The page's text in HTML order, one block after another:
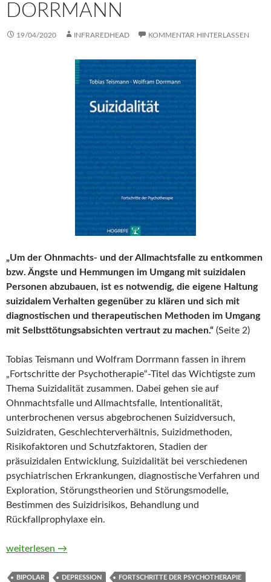
DORRMANN
19/04/2020 INFRAREDHEAD KOMMENTAR HINTERLASSEN
„Um der Ohnmachts- und der Allmachtsfalle zu entkommen
bzw. Ängste und Hemmungen im Umgang mit suizidalen
Personen abzubauen, ist es notwendig, die eigene Haltung
suizidalem Verhalten gegenüber zu klären und sich mit
diagnostischen und therapeutischen Methoden im Umgang
mit Selbsttötungsabsichten vertraut zu machen.“ (Seite 2)
Tobias Teismann und Wolfram Dorrmann fassen in ihrem
„Fortschritte der Psychotherapie“-Titel das Wichtigste zum
Thema Suizidalität zusammen. Dabei gehen sie auf
Ohnmachtsfalle und Allmachtsfalle, Intentionalität,
unterbrochenen versus abgebrochenen Suizidversuch,
Suizidraten, Geschlechterverhältnis, Suizidmethoden,
Risikofaktoren und Schutzfaktoren, Stadien der
präsuizidalen Entwicklung, Suizidalität bei verschiedenen
psychiatrischen Erkrankungen, diagnostische Verfahren und
Exploration, Störungstheorien und Störungsmodelle,
Bestimmen des Suizidrisikos, Behandlung und
Rückfallprophylaxe ein.
Suizidalität von Tobias Teismann und Wolfram Dorrmann
weiterlesen →
BIPOLAR DEPRESSION FORTSCHRITTE DER PSYCHOTHERAPIE